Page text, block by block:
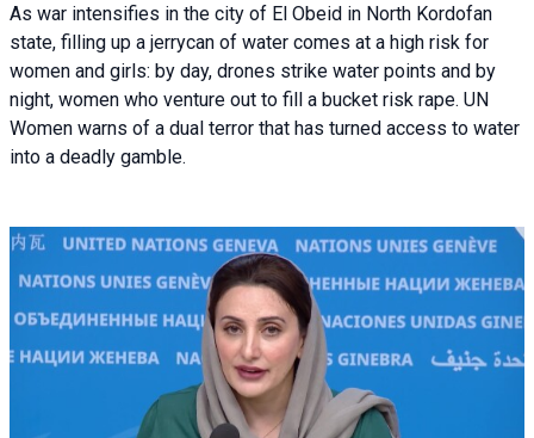
As war intensifies in the city of El Obeid in North Kordofan
state, filling up a jerrycan of water comes at a high risk for
women and girls: by day, drones strike water points and by
night, women who venture out to fill a bucket risk rape. UN
Women warns of a dual terror that has turned access to water
into a deadly gamble.